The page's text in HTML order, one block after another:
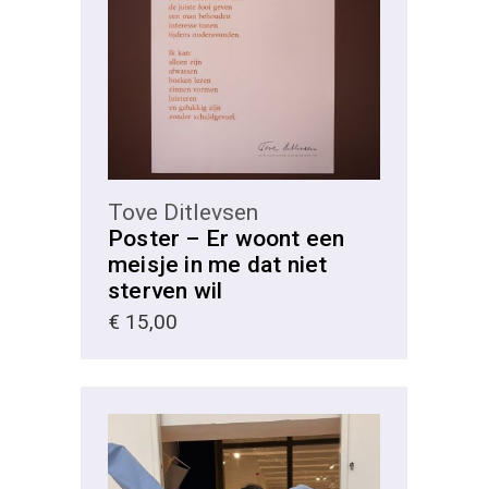
MEER INFORMATIE
Tove Ditlevsen
Poster – Er woont een
meisje in me dat niet
sterven wil
€ 15,00